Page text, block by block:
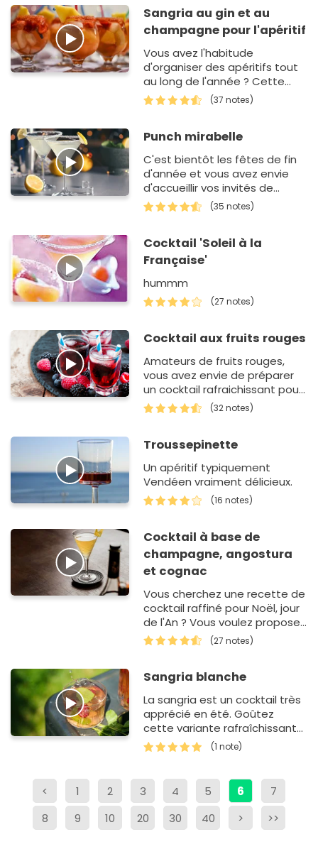
Sangria au gin et au
champagne pour l'apéritif
Vous avez l'habitude
d'organiser des apéritifs tout
au long de l'année ? Cette
recette de sangria au
champagne et au gin est une
(37 notes)
Punch mirabelle
C'est bientôt les fêtes de fin
d'année et vous avez envie
d'accueillir vos invités de
manière conviviale ? Ce punch
aromatisé…
(35 notes)
Cocktail 'Soleil à la
Française'
hummm
(27 notes)
Cocktail aux fruits rouges
Amateurs de fruits rouges,
vous avez envie de préparer
un cocktail rafraichissant pour
vos repas festifs ? Cette
recette est un jeu d'enfant.
(32 notes)
Troussepinette
Un apéritif typiquement
Vendéen vraiment délicieux.
(16 notes)
Cocktail à base de
champagne, angostura
et cognac
Vous cherchez une recette de
cocktail raffiné pour Noël, jour
de l'An ? Vous voulez proposer
autre chose à vos convives
que du punch, de la sangr…
(27 notes)
Sangria blanche
La sangria est un cocktail très
apprécié en été. Goûtez
cette variante rafraîchissante
à base de vin blanc.
(1 note)
< 1 2 3 4 5 6
7
8
9 10 20 30 40 > >>